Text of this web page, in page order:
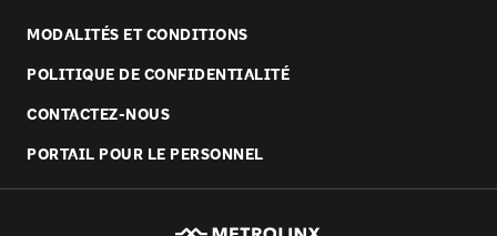
MODALITÉS ET CONDITIONS
POLITIQUE DE CONFIDENTIALITÉ
CONTACTEZ-NOUS
PORTAIL POUR LE PERSONNEL